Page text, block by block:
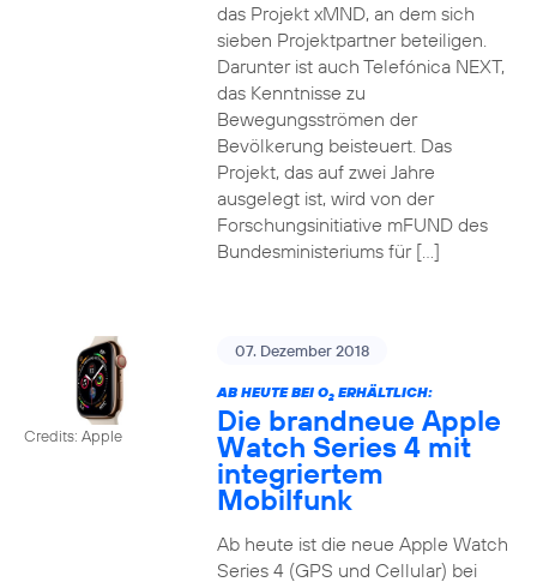
das Projekt xMND, an dem sich
sieben Projektpartner beteiligen.
Darunter ist auch Telefónica NEXT,
das Kenntnisse zu
Bewegungsströmen der
Bevölkerung beisteuert. Das
Projekt, das auf zwei Jahre
ausgelegt ist, wird von der
Forschungsinitiative mFUND des
Bundesministeriums für […]
Credits: Apple
07. Dezember 2018
AB HEUTE BEI O2ERHÄLTLICH:
Die brandneue Apple
Watch Series 4 mit
integriertem
Mobilfunk
Ab heute ist die neue Apple Watch
Series 4 (GPS und Cellular) bei